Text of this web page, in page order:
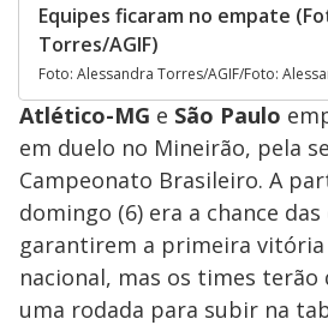
Equipes ficaram no empate
Torres/AGIF)
Foto: Alessandra Torres/AGIF/Foto:
Atlético-MG e São Paulo
em duelo no Mineirão, pela
Campeonato Brasileiro. A
domingo (6) era a chance
garantirem a primeira
nacional, mas os times terão
uma rodada para subir na